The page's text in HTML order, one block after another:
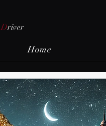
Driver
Home